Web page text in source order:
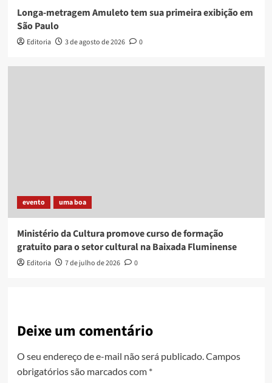
Longa-metragem Amuleto tem sua primeira exibição em
São Paulo
Editoria 3 de agosto de 2026 0
evento uma boa
Ministério da Cultura promove curso de formação
gratuito para o setor cultural na Baixada Fluminense
Editoria 7 de julho de 2026 0
Deixe um comentário
O seu endereço de e-mail não será publicado. Campos
obrigatórios são marcados com *